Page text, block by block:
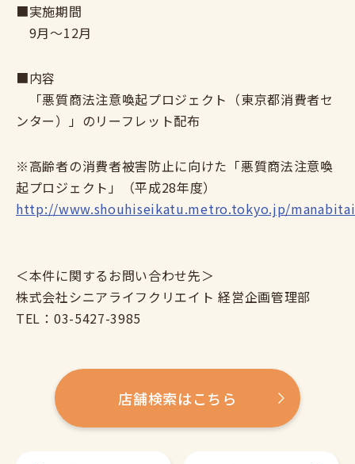
■実施期間
9月～12月
■内容
「悪質商法注意喚起プロジェクト（東京都消費者セ
ンター）」のリーフレット配布
※高齢者の消費者被害防止に向けた「悪質商法注意喚
起プロジェクト」（平成28年度）
http://www.shouhiseikatu.metro.tokyo.jp/
＜本件に関するお問い合わせ先＞
株式会社シニアライフクリエイト 経営企画管理部
TEL：03-5427-3985
店舗検索はこちら